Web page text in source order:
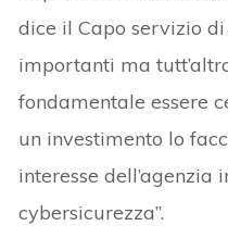
dice il Capo servizio di
importanti ma
fondamentale essere
un investimento lo
interesse dell’agenzia
cybersicurezza”.